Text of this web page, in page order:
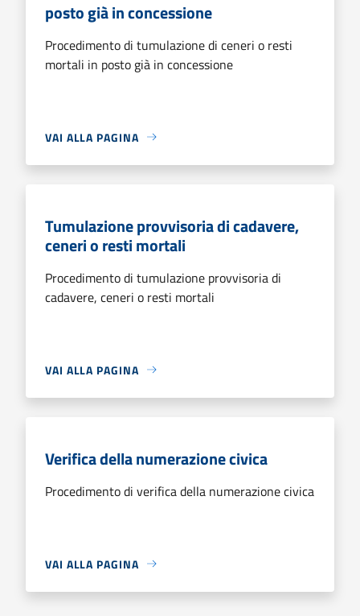
posto già in concessione
Procedimento di tumulazione di ceneri o resti
mortali in posto già in concessione
VAI ALLA PAGINA
Tumulazione provvisoria di cadavere,
ceneri o resti mortali
Procedimento di tumulazione provvisoria di
cadavere, ceneri o resti mortali
VAI ALLA PAGINA
Verifica della numerazione civica
Procedimento di verifica della numerazione civica
VAI ALLA PAGINA